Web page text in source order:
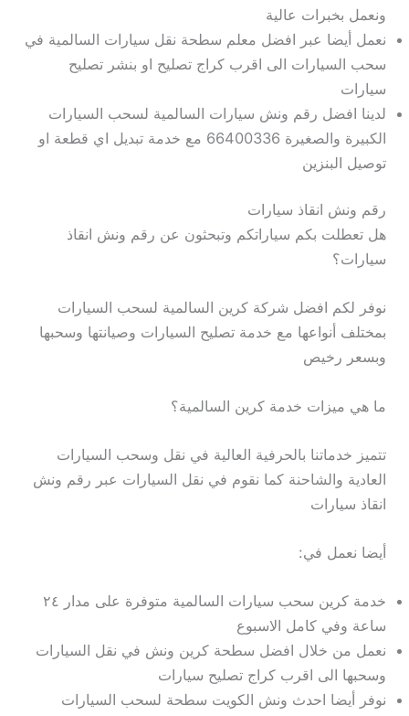
ونعمل بخبرات عالية
نعمل أيضا عبر افضل معلم سطحة نقل سيارات السالمية في
سحب السيارات الى اقرب كراج تصليح او بنشر تصليح
سيارات
لدينا افضل رقم ونش سيارات السالمية لسحب السيارات
الكبيرة والصغيرة 66400336 مع خدمة تبديل اي قطعة او
توصيل البنزين
رقم ونش انقاذ سيارات
هل تعطلت بكم سياراتكم وتبحثون عن رقم ونش انقاذ
سيارات؟
نوفر لكم افضل شركة كرين السالمية لسحب السيارات
بمختلف أنواعها مع خدمة تصليح السيارات وصيانتها وسحبها
وبسعر رخيص
ما هي ميزات خدمة كرين السالمية؟
تتميز خدماتنا بالحرفية العالية في نقل وسحب السيارات
العادية والشاحنة كما نقوم في نقل السيارات عبر رقم ونش
انقاذ سيارات
أيضا نعمل في:
خدمة كرين سحب سيارات السالمية متوفرة على مدار ٢٤
ساعة وفي كامل الاسبوع
نعمل من خلال افضل سطحة كرين ونش في نقل السيارات
وسحبها الى اقرب كراج تصليح سيارات
نوفر أيضا احدث ونش الكويت سطحة لسحب السيارات